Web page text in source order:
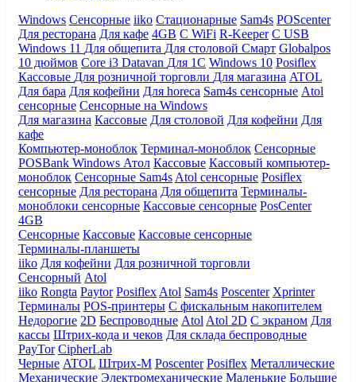
Windows Сенсорные iiko Стационарные Sam4s POScenter
Для ресторана Для кафе 4GB С WiFi R-Keeper С USB
Windows 11 Для общепита Для столовой Смарт Globalpos
10 дюймов Core i3 Datavan Для 1С Windows 10 Posiflex
Кассовые Для розничной торговли Для магазина ATOL
Для бара Для кофейни Для horeca Sam4s сенсорные Atol
сенсорные Сенсорные на Windows
Для магазина Кассовые Для столовой Для кофейни Для
кафе
Компьютер-моноблок Терминал-моноблок Сенсорные
POSBank Windows Атол Кассовые Кассовый компьютер-
моноблок Сенсорные Sam4s Atol сенсорные Posiflex
сенсорные Для ресторана Для общепита Терминалы-
моноблоки сенсорные Кассовые сенсорные PosCenter
4GB
Сенсорные Кассовые Кассовые сенсорные
Терминалы-планшеты
iiko Для кофейни Для розничной торговли
Сенсорный Atol
iiko Rongta Paytor Posiflex Atol Sam4s Poscenter Xprinter
Терминалы POS-принтеры С фискальным накопителем
Недорогие 2D Беспроводные Atol Atol 2D С экраном Для
кассы Штрих-кода и чеков Для склада беспроводные
PayTor CipherLab
Черные ATOL Штрих-М Poscenter Posiflex Металлические
Механические Электромеханические Маленькие Большие